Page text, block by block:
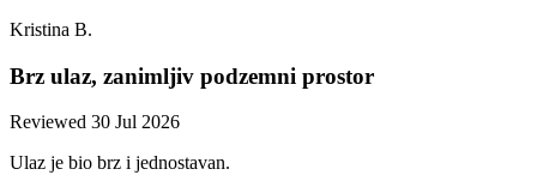
Kristina B.
Brz ulaz, zanimljiv podzemni prostor
Reviewed 30 Jul 2026
Ulaz je bio brz i jednostavan.